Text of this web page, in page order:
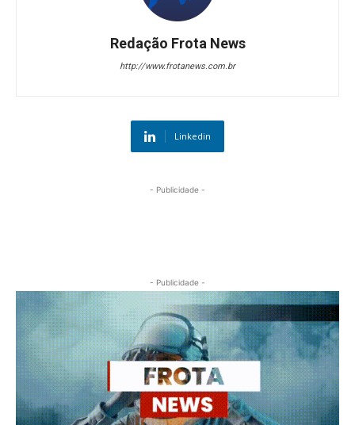
Redação Frota News
http://www.frotanews.com.br
Linkedin
- Publicidade -
- Publicidade -